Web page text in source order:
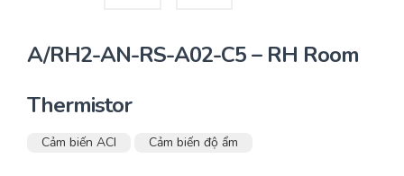
A/RH2-AN-RS-A02-C5 – RH Room
Thermistor
Cảm biến ACI Cảm biến độ ẩm